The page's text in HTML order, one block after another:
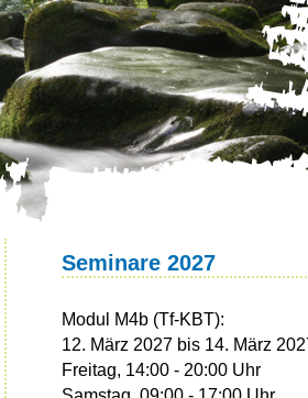
Seminare 2027
Modul M4b (Tf-KBT):
12. März 2027 bis 14. März
Freitag, 14:00 - 20:00 Uhr